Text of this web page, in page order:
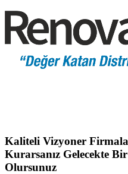
Kaliteli Vizyoner
Kurarsanız Gelecekte
Olursunuz